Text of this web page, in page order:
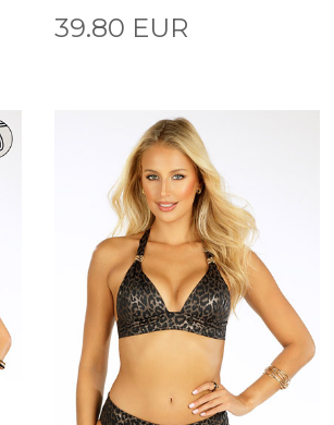
39.80 EUR